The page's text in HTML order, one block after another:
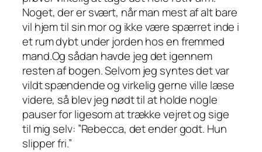
Noget, der er svært, når man mest af alt bare
vil hjem til sin mor og ikke være spærret inde i
et rum dybt under jorden hos en fremmed
mand.Og sådan havde jeg det igennem
resten af bogen. Selvom jeg syntes det var
vildt spændende og virkelig gerne ville læse
videre, så blev jeg nødt til at holde nogle
pauser for ligesom at trække vejret og sige
til mig selv: ”Rebecca, det ender godt. Hun
slipper fri.”